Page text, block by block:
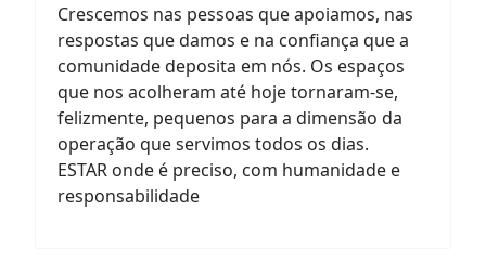
Crescemos nas pessoas que apoiamos, nas
respostas que damos e na confiança que a
comunidade deposita em nós. Os espaços
que nos acolheram até hoje tornaram-se,
felizmente, pequenos para a dimensão da
operação que servimos todos os dias.
ESTAR onde é preciso, com humanidade e
responsabilidade